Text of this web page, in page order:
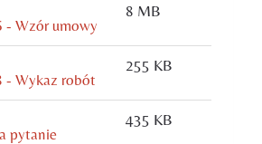
- Wzór umowy
8 MB
- Wykaz robót
255 KB
pytanie
435 KB